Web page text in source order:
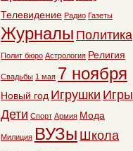
Телевидение Радио Газеты
Журналы Политика
Полит бюро Астрология Религия
Свадьбы 1 мая 7 ноября
Новый год Игрушки Игры
Дети Спорт Армия Мода
Милиция ВУЗы Школа